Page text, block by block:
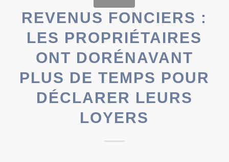
REVENUS FONCIERS :
LES PROPRIÉTAIRES
ONT DORÉNAVANT
PLUS DE TEMPS POUR
DÉCLARER LEURS
LOYERS